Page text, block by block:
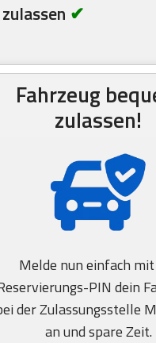
✔
Fahrzeug
zulassen!
Melde nun einfach
PIN dein
der Zulassungsstelle
an und spare Zeit.